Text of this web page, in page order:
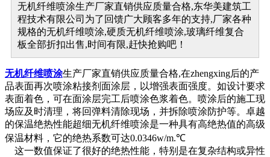
无机纤维喷涂生产厂家直销供应质量合格,东华美建筑工
程技术有限公司为了回馈广大顾客多年的支持,厂家各种
规格的无机纤维喷涂,硬质无机纤维喷涂,玻璃纤维复合
板全部折扣出售,时间有限,赶快抢购吧！
无机纤维喷涂生产厂家直销供应质量合格,在zhengxing后的产
品表面再次喷涂粘接剂面涂层，以增强表面强度。如设计要求
表面着色，可在面涂层完工后喷涂色浆着色。喷涂后的施工现
场应及时清理，将回弹料清除现场，并拆除喷涂防护等。卓越
的保温绝热性能超细无机纤维喷涂是一种具有高绝热值的高级
保温材料，它的绝热系数可达0.0346w/m.℃
这一数值保证了很好的绝热性能，特别是在复杂结构或异性